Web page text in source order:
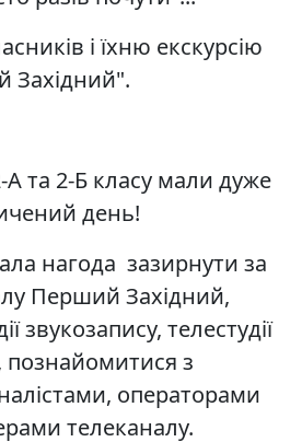
і їхню екскурсію
Західний".
А та 2-Б класу мали дуже
день!
нагода зазирнути за
Перший Західний,
звукозапису, телестудії
познайомитися з
операторами
телеканалу.